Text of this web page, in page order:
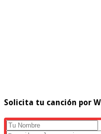
Solicita tu canción por